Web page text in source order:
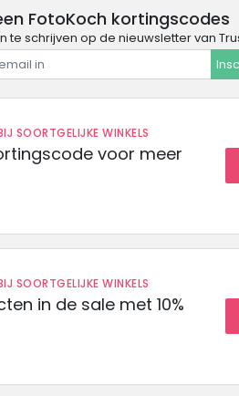
FotoKoch kortingscodes
te schrijven op de nieuwsletter van
SOORTGELIJKE WINKELS
voor meer
SOORTGELIJKE WINKELS
in de sale met 10%